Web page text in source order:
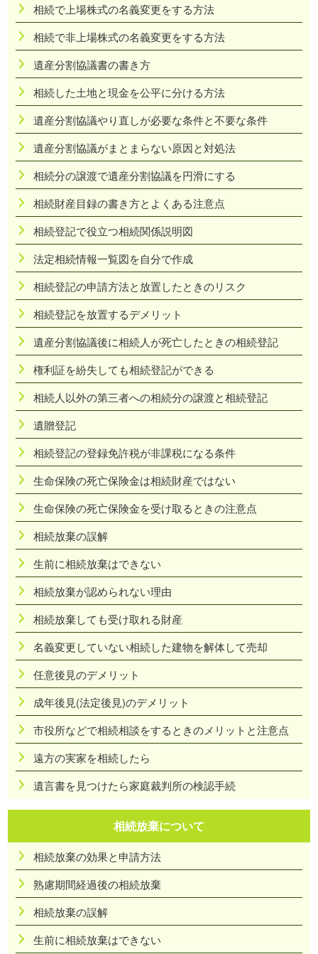
相続で上場株式の名義変更をする方法
相続で非上場株式の名義変更をする方法
遺産分割協議書の書き方
相続した土地と現金を公平に分ける方法
遺産分割協議やり直しが必要な条件と不要な条件
遺産分割協議がまとまらない原因と対処法
相続分の譲渡で遺産分割協議を円滑にする
相続財産目録の書き方とよくある注意点
相続登記で役立つ相続関係説明図
法定相続情報一覧図を自分で作成
相続登記の申請方法と放置したときのリスク
相続登記を放置するデメリット
遺産分割協議後に相続人が死亡したときの相続登記
権利証を紛失しても相続登記ができる
相続人以外の第三者への相続分の譲渡と相続登記
遺贈登記
相続登記の登録免許税が非課税になる条件
生命保険の死亡保険金は相続財産ではない
生命保険の死亡保険金を受け取るときの注意点
相続放棄の誤解
生前に相続放棄はできない
相続放棄が認められない理由
相続放棄しても受け取れる財産
名義変更していない相続した建物を解体して売却
任意後見のデメリット
成年後見(法定後見)のデメリット
市役所などで相続相談をするときのメリットと注意点
遠方の実家を相続したら
遺言書を見つけたら家庭裁判所の検認手続
相続放棄について
相続放棄の効果と申請方法
熟慮期間経過後の相続放棄
相続放棄の誤解
生前に相続放棄はできない